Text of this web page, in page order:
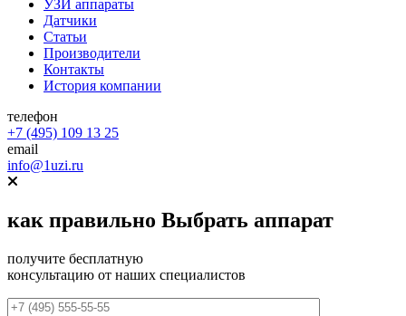
УЗИ аппараты
Датчики
Статьи
Производители
Контакты
История компании
телефон
+7 (495) 109 13 25
email
info@1uzi.ru
как правильно Выбрать аппарат
получите бесплатную
консультацию от наших специалистов